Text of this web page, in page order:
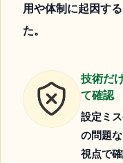
用や体制に起因す
た。
技術だ
て確認
設定ミ
の問題
視点で確